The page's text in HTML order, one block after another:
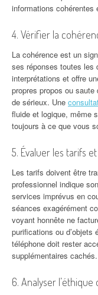
informations
4. Vérifier la
La cohérence est un
ses réponses toutes les
interprétations et offre
propres propos ou saute
de sérieux. Une
fluide et logique, même
toujours à ce que vous
5. Évaluer les tarifs
Les tarifs doivent être
professionnel indique
services imprévus en
séances exagérément
voyant honnête ne
purifications ou d’objets
téléphone doit rester
supplémentaires cachés.
6. Analyser